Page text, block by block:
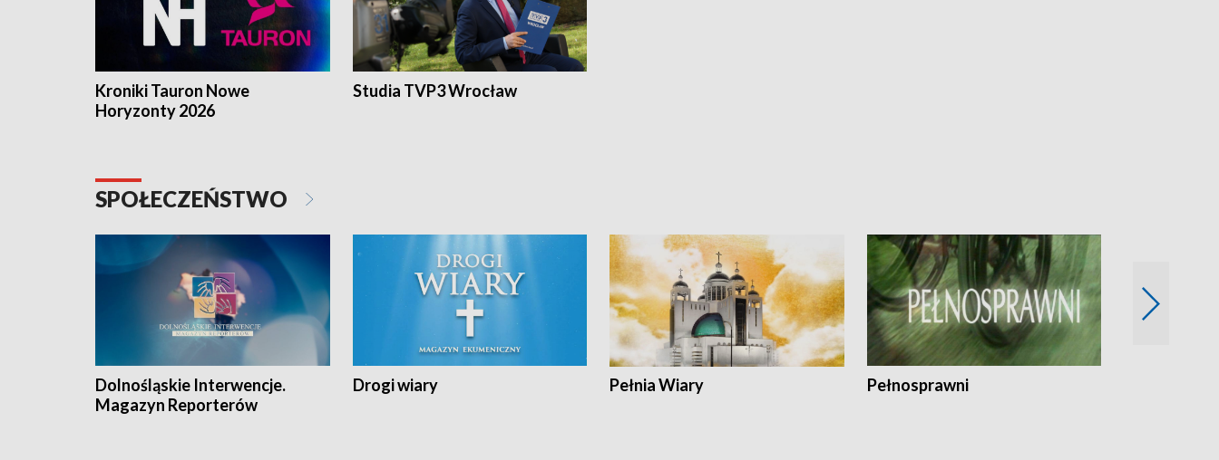
Kroniki Tauron Nowe
Horyzonty 2026
Studia TVP3 Wrocław
SPOŁECZEŃSTWO
Dolnośląskie Interwencje.
Magazyn Reporterów
Drogi wiary Pełnia Wiary Pełnosprawni